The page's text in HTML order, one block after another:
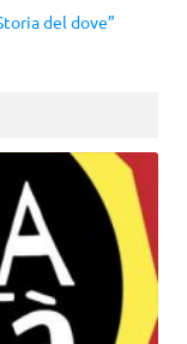
del dove”